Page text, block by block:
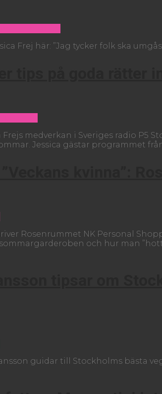
Frej här: ”Jag tycker folk ska
Frejs medverkan i Sveriges radio
Jessica gästar programmet
Rosenrummet NK Personal
och hur man
guidar till Stockholms bästa